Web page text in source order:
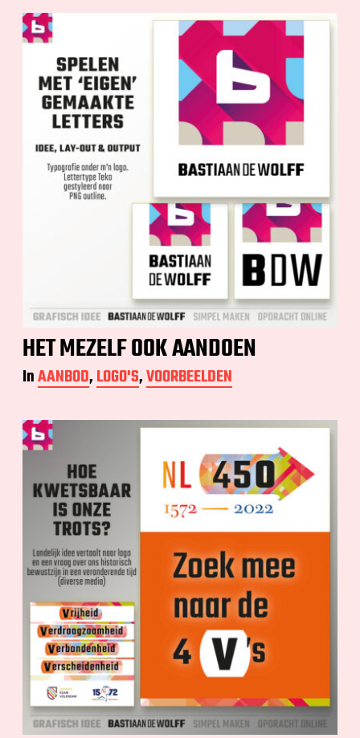
HET MEZELF OOK AANDOEN
InAANBOD,LOGO'S,VOORBEELDEN